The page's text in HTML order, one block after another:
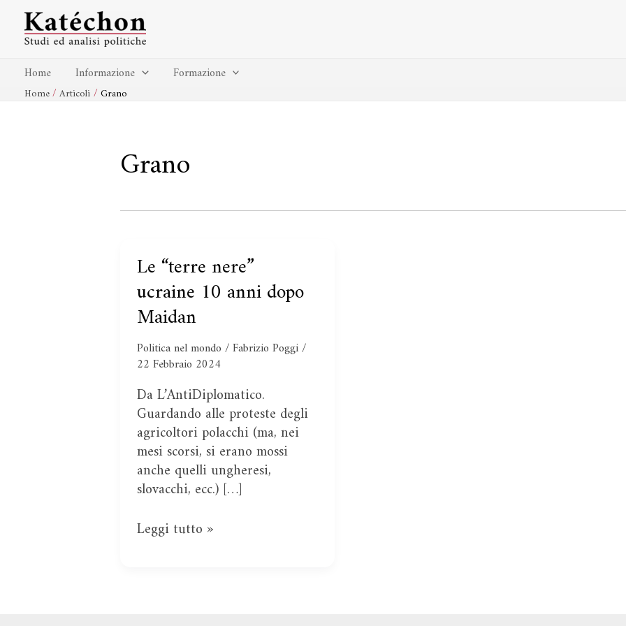
contenuto
Home Informazione Formazione
Home Articoli Grano
Grano
Le “terre nere”
ucraine 10 anni dopo
Maidan
Politica nel mondo /Fabrizio Poggi/
22 Febbraio 2024
Da L’AntiDiplomatico.
Guardando alle proteste degli
agricoltori polacchi (ma, nei
mesi scorsi, si erano mossi
anche quelli ungheresi,
slovacchi, ecc.) […]
Le
“terre
nere”
ucraine
10
anni
Maidan
Leggi tutto »